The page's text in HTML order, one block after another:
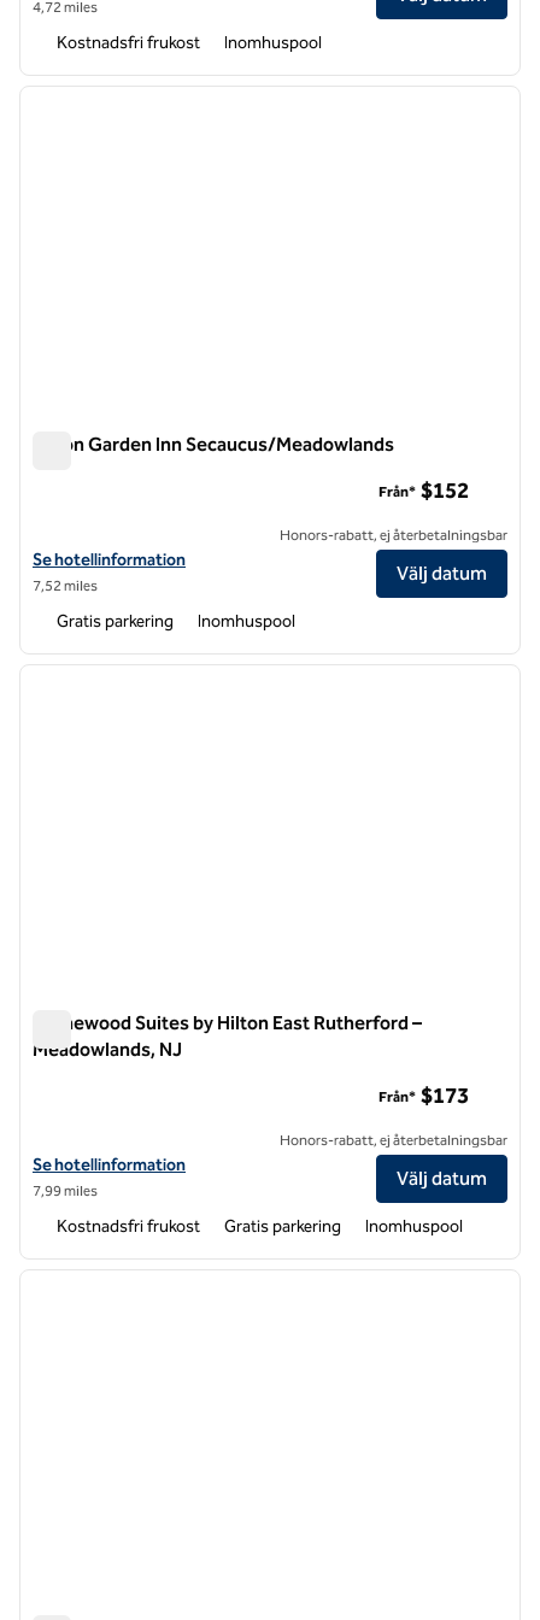
4,72 miles
Kostnadsfri frukost Inomhuspool
1 av 12
nästa
Hilton Garden Inn Secaucus/Meadowlands
Visa hotelluppgifter för Hilton Garden Inn Secaucus/Meadowlands
Se hotellinformation
7,52 miles
Från* $152
Honors-rabatt, ej återbetalningsbar
Välj datum
Gratis parkering Inomhuspool
1 av 13
nästa
Homewood Suites by Hilton East Rutherford –
Meadowlands, NJ
Visa hotelluppgifter för Homewood Suites by Hilton East Rutherford
Se hotellinformation
7,99 miles
Från* $173
Honors-rabatt, ej återbetalningsbar
Välj datum
Kostnadsfri frukost Gratis parkering Inomhuspool
1 av 12
nästa